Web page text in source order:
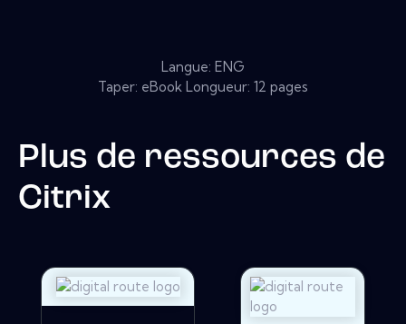
Langue: ENG
Taper: eBook Longueur: 12 pages
Plus de ressources de
Citrix